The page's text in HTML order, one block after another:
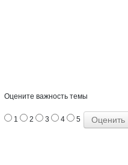
Оцените важность темы
1 2 3 4 5